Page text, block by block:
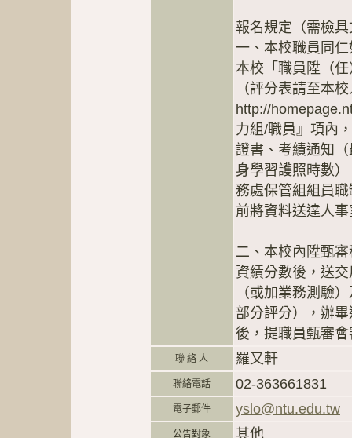
報名規定（需檢
一、本校職員同
本校「職員陞（
（評分表請至本
http://
力組/職員』項內
證書、考績通知
身學習護照時數
務處保管組組員
前將資料送達人
二、本校內陞甄
資績分數後，送
（或加業務測驗
部分評分），辦
後，提職員甄審
聯 絡 人 羅又軒
聯絡電話 02-363661831
電子郵件 yslo@ntu.edu.tw
公告對象 其他